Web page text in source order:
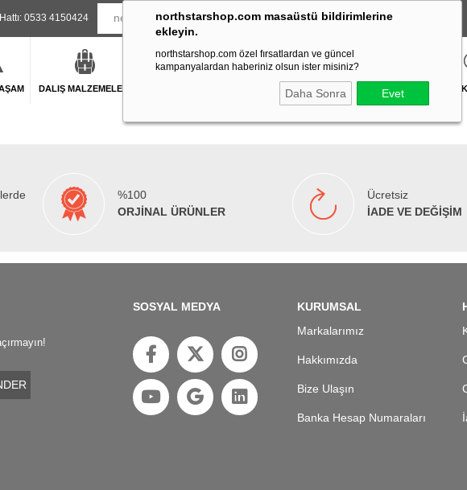
northstarshop.com masaüstü bildirimlerine
ekleyin.
northstarshop.com özel fırsatlardan ve güncel
kampanyalardan haberiniz olsun ister misiniz?
Daha Sonra Evet
0533 4150424
DALIŞ MALZEMELERİ FENER DAĞCILIK & İŞ GÜVENLİĞİ
%100
ORJİNAL ÜRÜNLER
Ücretsiz
İADE VE DEĞİŞİM
SOSYAL MEDYA
KURUMSAL
Markalarımız
Hakkımızda
Bize Ulaşın
Banka Hesap Numaraları